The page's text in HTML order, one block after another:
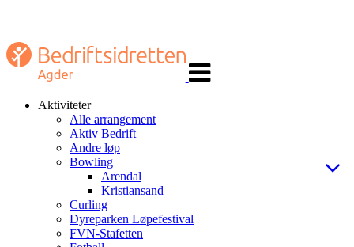
navigasjon
Aktiviteter
Alle arrangement
Aktiv Bedrift
Andre løp
Bowling
Arendal
Kristiansand
Curling
Dyreparken Løpefestival
FVN-Stafetten